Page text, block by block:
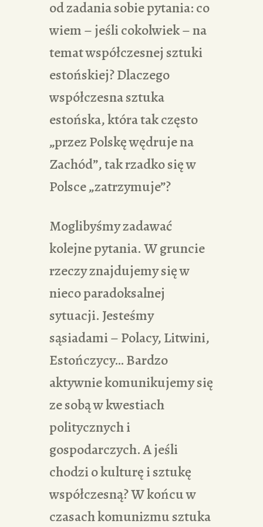
od zadania sobie pytania: co
wiem – jeśli cokolwiek – na
temat współczesnej sztuki
estońskiej? Dlaczego
współczesna sztuka
estońska, która tak często
„przez Polskę wędruje na
Zachód”, tak rzadko się w
Polsce „zatrzymuje”?
Moglibyśmy zadawać
kolejne pytania. W gruncie
rzeczy znajdujemy się w
nieco paradoksalnej
sytuacji. Jesteśmy
sąsiadami – Polacy, Litwini,
Estończycy… Bardzo
aktywnie komunikujemy się
ze sobą w kwestiach
politycznych i
gospodarczych. A jeśli
chodzi o kulturę i sztukę
współczesną? W końcu w
czasach komunizmu sztuka